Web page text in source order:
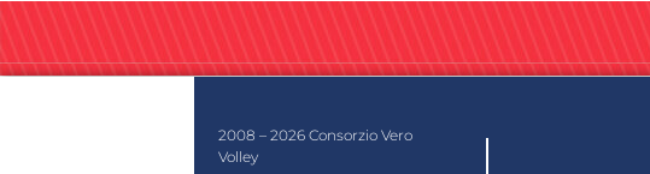
2008 – 2026 Consorzio Vero
Volley